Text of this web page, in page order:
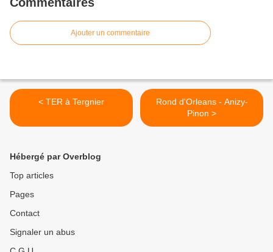
Ajouter un commentaire
< TER à Tergnier
Rond d'Orleans - Anizy-
Pinon >
Hébergé par Overblog
Top articles
Pages
Contact
Signaler un abus